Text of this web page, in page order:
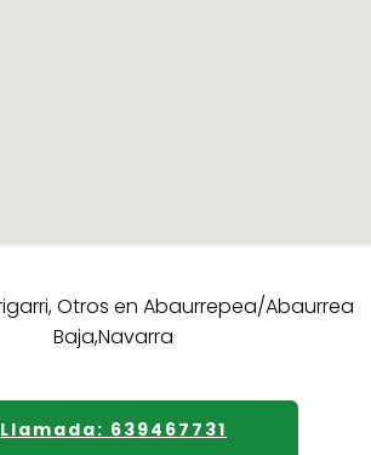
Llamada: 639467731